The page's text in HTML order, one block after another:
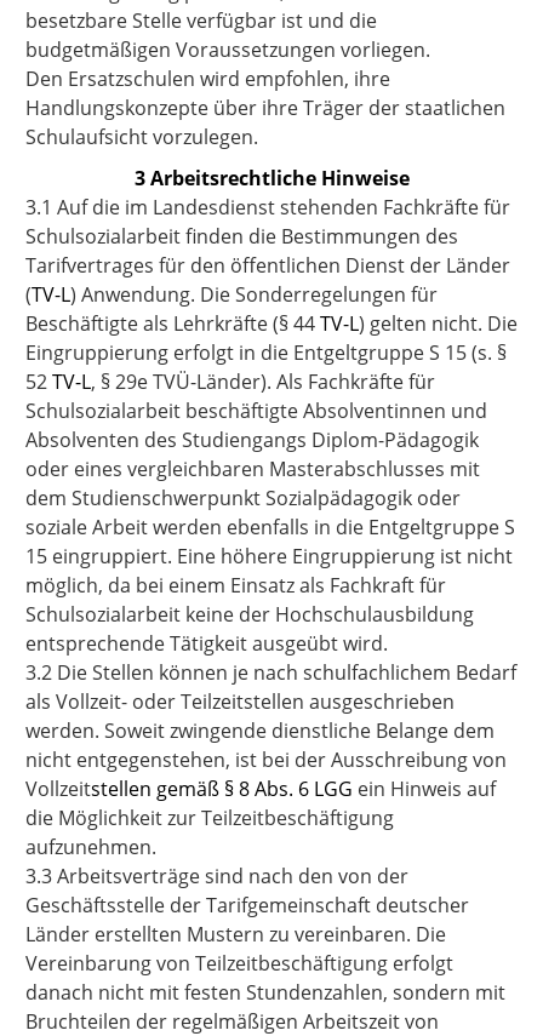
besetzbare Stelle verfügbar ist und die
budgetmäßigen Voraussetzungen vorliegen.
Den Ersatzschulen wird empfohlen, ihre
Handlungskonzepte über ihre Träger der staatlichen
Schulaufsicht vorzulegen.
3 Arbeitsrechtliche Hinweise
3.1 Auf die im Landesdienst stehenden Fachkräfte für
Schulsozialarbeit finden die Bestimmungen des
Tarifvertrages für den öffentlichen Dienst der Länder
(TV-L) Anwendung. Die Sonderregelungen für
Beschäftigte als Lehrkräfte (§ 44TV-L) gelten nicht. Die
Eingruppierung erfolgt in die Entgeltgruppe S 15 (s. §
52TV-L, § 29e TVÜ-Länder). Als Fachkräfte für
Schulsozialarbeit beschäftigte Absolventinnen und
Absolventen des Studiengangs Diplom-Pädagogik
oder eines vergleichbaren Masterabschlusses mit
dem Studienschwerpunkt Sozialpädagogik oder
soziale Arbeit werden ebenfalls in die Entgeltgruppe S
15 eingruppiert. Eine höhere Eingruppierung ist nicht
möglich, da bei einem Einsatz als Fachkraft für
Schulsozialarbeit keine der Hochschulausbildung
entsprechende Tätigkeit ausgeübt wird.
3.2 Die Stellen können je nach schulfachlichem Bedarf
als Vollzeit- oder Teilzeitstellen ausgeschrieben
werden. Soweit zwingende dienstliche Belange dem
nicht entgegenstehen, ist bei der Ausschreibung von
Vollzeitstellen gemäß § 8 Abs. 6 LGG ein Hinweis auf
die Möglichkeit zur Teilzeitbeschäftigung
aufzunehmen.
3.3 Arbeitsverträge sind nach den von der
Geschäftsstelle der Tarifgemeinschaft deutscher
Länder erstellten Mustern zu vereinbaren. Die
Vereinbarung von Teilzeitbeschäftigung erfolgt
danach nicht mit festen Stundenzahlen, sondern mit
Bruchteilen der regelmäßigen Arbeitszeit von